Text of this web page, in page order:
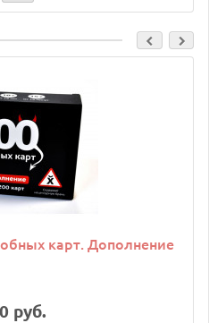
карт. Дополнение
руб.